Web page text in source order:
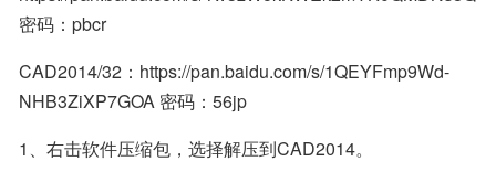
密码：pbcr
CAD2014/32：https://pan.baidu.com/s/1QEYFmp9Wd-
NHB3ZiXP7GOA 密码：56jp
1、右击软件压缩包，选择解压到CAD2014。